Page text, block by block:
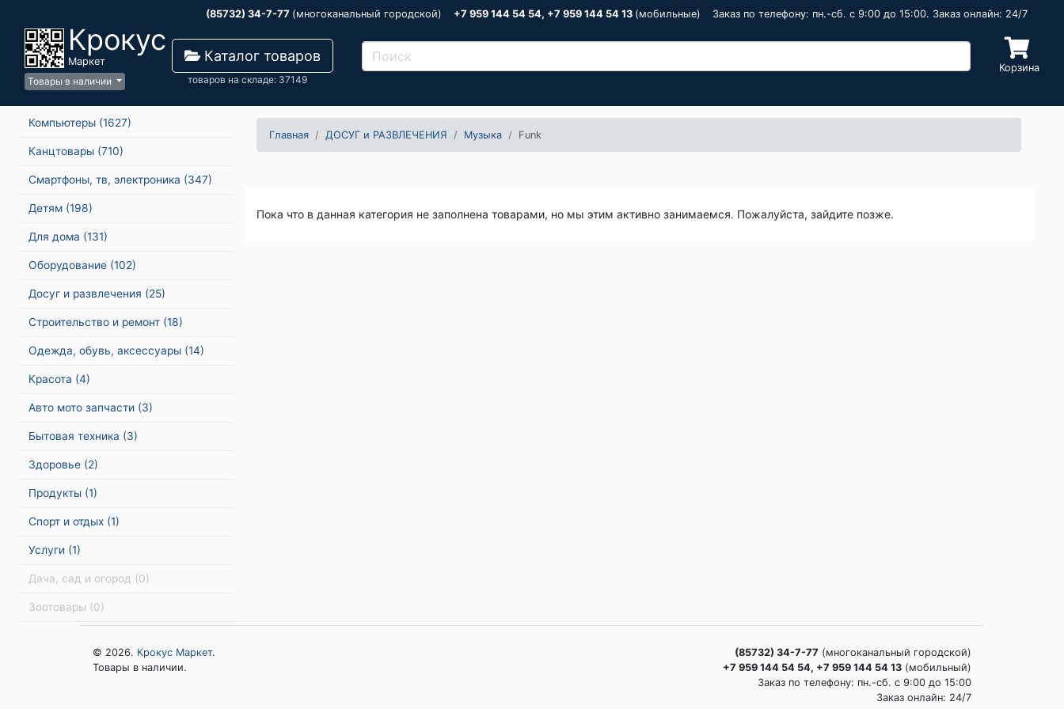
(85732) 34-7-77 (многоканальный городской) +7 959 144 54 54, +7 959 144 54 13 (мобильные) Заказ по телефону: пн.-сб. c 9:00 до 15:00. Заказ онлайн: 24/7
Крокус
Маркет
Товары в наличии
Каталог товаров
товаров на складе: 37149
Корзина
Компьютеры (1627)
Канцтовары (710)
Смартфоны, тв, электроника (347)
Детям (198)
Для дома (131)
Оборудование (102)
Досуг и развлечения (25)
Строительство и ремонт (18)
Одежда, обувь, аксессуары (14)
Красота (4)
Авто мото запчасти (3)
Бытовая техника (3)
Здоровье (2)
Продукты (1)
Спорт и отдых (1)
Услуги (1)
Дача, сад и огород (0)
Зоотовары (0)
Главная ДОСУГ и РАЗВЛЕЧЕНИЯ Музыка Funk
Пока что в данная категория не заполнена товарами, но мы этим активно занимаемся. Пожалуйста, зайдите позже.
© 2026. Крокус Маркет.
Товары в наличии.
(85732) 34-7-77 (многоканальный городской)
+7 959 144 54 54, +7 959 144 54 13 (мобильный)
Заказ по телефону: пн.-сб. c 9:00 до 15:00
Заказ онлайн: 24/7